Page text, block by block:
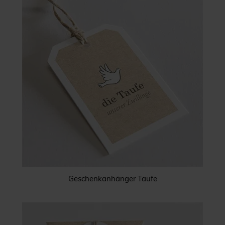
Geschenkanhänger Taufe